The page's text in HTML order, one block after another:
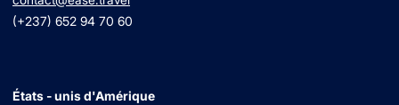
(+237) 652 94 70 60
États - unis d'Amérique